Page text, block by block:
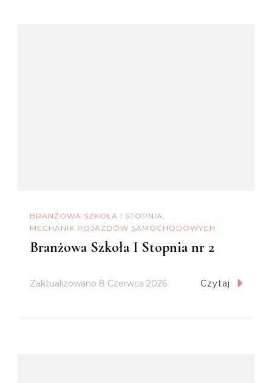
BRANŻOWA SZKOŁA I STOPNIA
MECHANIK POJAZDÓW SAMOCHODOWYCH
Branżowa Szkoła I Stopnia nr 2
Zaktualizowano 8 Czerwca 2026 Czytaj